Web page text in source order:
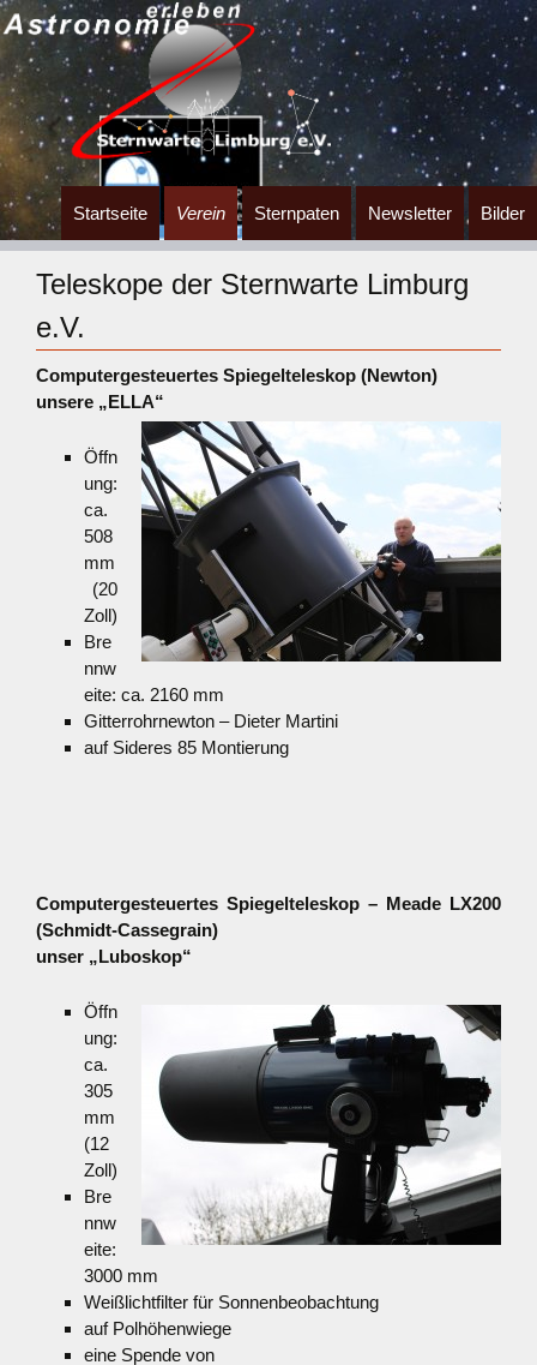
Zum
Inhalt
springen
Startseite Verein Sternpaten Newsletter Bilder
Teleskope der Sternwarte Limburg
e.V.
Computergesteuertes Spiegelteleskop (Newton)
unsere „ELLA“
Öffn
ung:
ca.
508
mm
(20
Zoll)
Bre
nnw
eite: ca. 2160 mm
Gitterrohrnewton – Dieter Martini
auf Sideres 85 Montierung
Computergesteuertes Spiegelteleskop – Meade LX200
(Schmidt-Cassegrain)
unser „Luboskop“
Öffn
ung:
ca.
305
mm
(12
Zoll)
Bre
nnw
eite:
3000 mm
Weißlichtfilter für Sonnenbeobachtung
auf Polhöhenwiege
eine Spende von